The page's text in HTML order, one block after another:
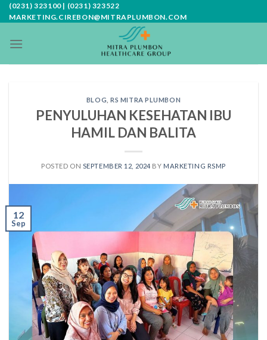
Skip
to
(0231) 323100 | (0231) 323522
MARKETING.CIREBON@MITRAPLUMBON.COM
BLOG ,RS MITRA PLUMBON
PENYULUHAN KESEHATAN IBU
HAMIL DAN BALITA
POSTED ON SEPTEMBER 12, 2024 BY MARKETING RSMP
12
Sep